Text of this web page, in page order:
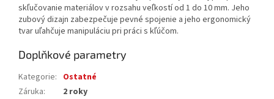
skľučovanie materiálov v rozsahu veľkostí od 1 do 10 mm. Jeho
zubový dizajn zabezpečuje pevné spojenie a jeho ergonomický
tvar uľahčuje manipuláciu pri práci s kľúčom.
Doplňkové parametry
Kategorie: Ostatné
Záruka:
2 roky